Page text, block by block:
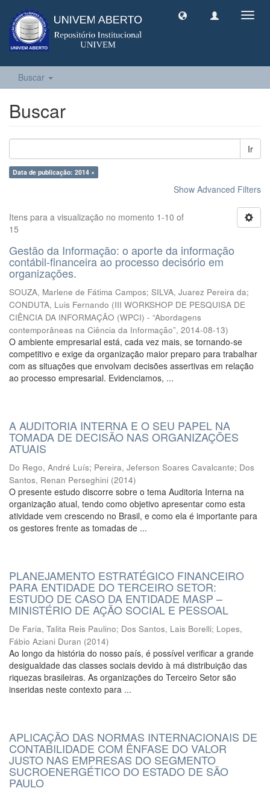
Buscar
Buscar
Ir
Data de publicação: 2014 ×
Show Advanced Filters
Itens para a visualização no momento 1-10 of
15
Gestão da Informação: o aporte da informação
contábil-financeira ao processo decisório em
organizações.
SOUZA, Marlene de Fátima Campos; SILVA, Juarez Pereira da;
CONDUTA, Luis Fernando (III WORKSHOP DE PESQUISA DE
CIÊNCIA DA INFORMAÇÃO (WPCI) - “Abordagens
contemporâneas na Ciência da Informação”, 2014-08-13)
O ambiente empresarial está, cada vez mais, se tornando-se
competitivo e exige da organização maior preparo para trabalhar
com as situações que envolvam decisões assertivas em relação
ao processo empresarial. Evidenciamos, ...
A AUDITORIA INTERNA E O SEU PAPEL NA
TOMADA DE DECISÃO NAS ORGANIZAÇÕES
ATUAIS
Do Rego, André Luís; Pereira, Jeferson Soares Cavalcante; Dos
Santos, Renan Perseghini (2014)
O presente estudo discorre sobre o tema Auditoria Interna na
organização atual, tendo como objetivo apresentar como esta
atividade vem crescendo no Brasil, e como ela é importante para
os gestores frente as tomadas de ...
PLANEJAMENTO ESTRATÉGICO FINANCEIRO
PARA ENTIDADE DO TERCEIRO SETOR:
ESTUDO DE CASO DA ENTIDADE MASP –
MINISTÉRIO DE AÇÃO SOCIAL E PESSOAL
De Faria, Talita Reis Paulino; Dos Santos, Lais Borelli; Lopes,
Fábio Aziani Duran (2014)
Ao longo da história do nosso país, é possível verificar a grande
desigualdade das classes sociais devido à má distribuição das
riquezas brasileiras. As organizações do Terceiro Setor são
inseridas neste contexto para ...
APLICAÇÃO DAS NORMAS INTERNACIONAIS DE
CONTABILIDADE COM ÊNFASE DO VALOR
JUSTO NAS EMPRESAS DO SEGMENTO
SUCROENERGÉTICO DO ESTADO DE SÃO
PAULO